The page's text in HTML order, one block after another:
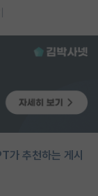
가 추천하는 게시